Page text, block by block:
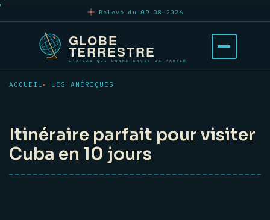
Aller
au
Ouvrir
ACCUEIL LES AMÉRIQUES
Itinéraire parfait pour visiter
Cuba en 10 jours